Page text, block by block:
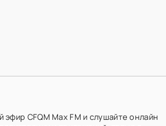
эфир CFQM Max FM и слушайте онлайн